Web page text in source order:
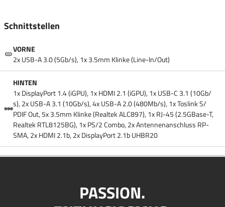
Schnittstellen
VORNE
2x USB-A 3.0 (5Gb/​s), 1x 3.5mm Klinke (Line-In/​Out)
HINTEN
1x DisplayPort 1.4 (iGPU), 1x HDMI 2.1 (iGPU), 1x USB-C 3.1 (10Gb/​
s), 2x USB-A 3.1 (10Gb/​s), 4x USB-A 2.0 (480Mb/​s), 1x Toslink S/​
PDIF Out, 5x 3.5mm Klinke (Realtek ALC897), 1x RJ-45 (2.5GBase-T,
Realtek RTL8125BG), 1x PS/​2 Combo, 2x Antennenanschluss RP-
SMA, 2x HDMI 2.1b, 2x DisplayPort 2.1b UHBR20
PASSION.